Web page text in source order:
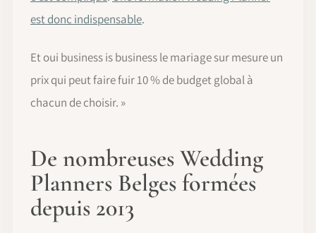
est donc indispensable.
Et oui business is business le mariage sur mesure un
prix qui peut faire fuir 10 % de budget global à
chacun de choisir. »
De nombreuses Wedding
Planners Belges formées
depuis 2013